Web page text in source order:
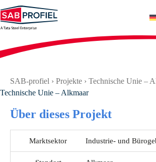
Inhalt
springen
SAB-profiel › Projekte › Technische Unie –
Technische Unie – Alkmaar
Über dieses Projekt
Marktsektor Industrie- und